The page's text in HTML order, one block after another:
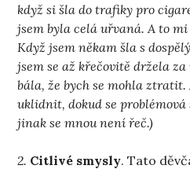
když si šla do trafiky pro
jsem byla celá uřvaná. A to
Když jsem někam šla s
jsem se až křečovitě držela
bála, že bych se mohla ztratit.
uklidnit, dokud se
jinak se mnou není řeč.)
2. Citlivé smysly. Tato